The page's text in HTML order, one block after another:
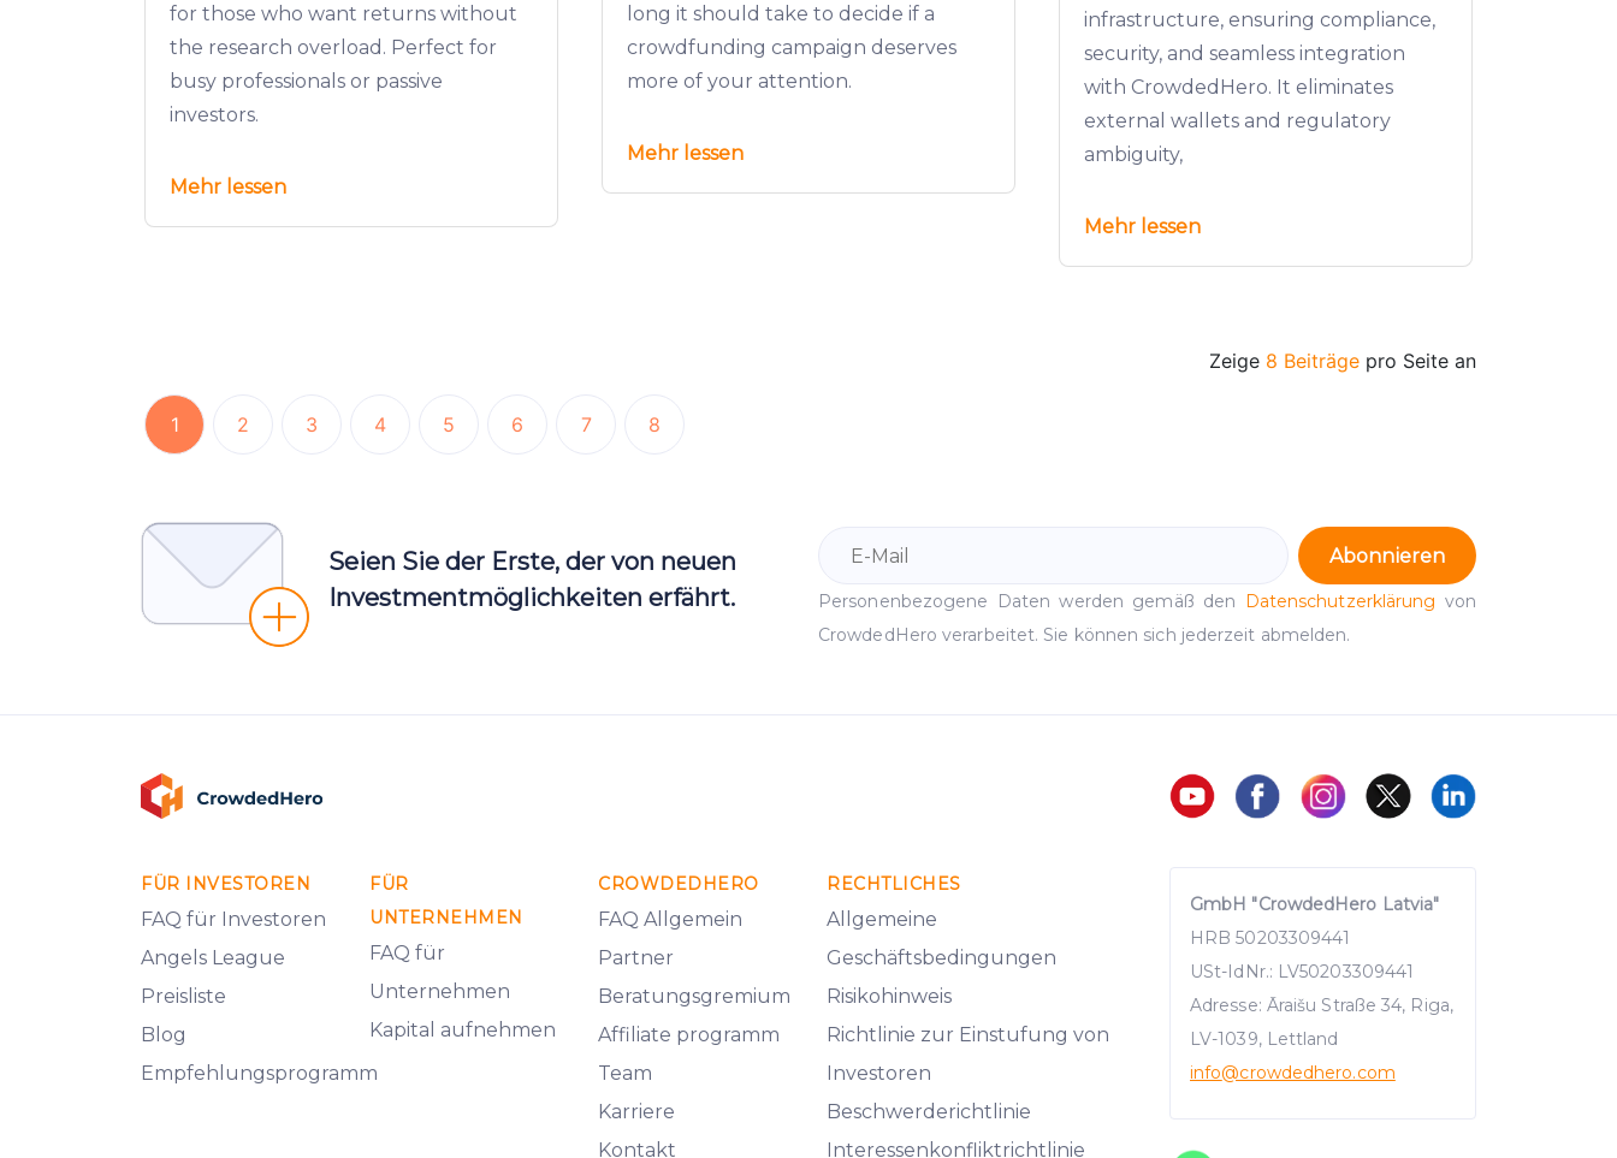
for those who want returns without
the research overload. Perfect for
busy professionals or passive
investors.
Mehr lessen
long it should take to decide if a
crowdfunding campaign deserves
more of your attention.
Mehr lessen
infrastructure, ensuring compliance,
security, and seamless integration
with CrowdedHero. It eliminates
external wallets and regulatory
ambiguity,
Mehr lessen
Zeige 8 Beiträge pro Seite an
1 2 3 4 5 6 7 8
Seien Sie der Erste, der von neuen
Investmentmöglichkeiten erfährt.
Abonnieren
Personenbezogene Daten werden gemäß den Datenschutzerklärung von
CrowdedHero verarbeitet. Sie können sich jederzeit abmelden.
FÜR INVESTOREN
FAQ für Investoren
Angels League
Preisliste
Blog
Empfehlungsprogramm
FÜR
UNTERNEHMEN
FAQ für
Unternehmen
Kapital aufnehmen
CROWDEDHERO
FAQ Allgemein
Partner
Beratungsgremium
Affiliate programm
Team
Karriere
Kontakt
RECHTLICHES
Allgemeine
Geschäftsbedingungen
Risikohinweis
Richtlinie zur Einstufung von
Investoren
Beschwerderichtlinie
Interessenkonfliktrichtlinie
GmbH "CrowdedHero Latvia"
HRB 50203309441
USt-IdNr.: LV50203309441
Adresse: Āraišu Straße 34, Riga,
LV-1039, Lettland
info@crowdedhero.com